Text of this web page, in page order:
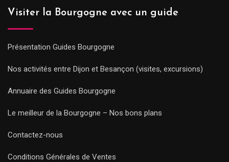
Visiter la Bourgogne avec un guide
Présentation Guides Bourgogne
Nos activités entre Dijon et Besançon (visites, excursions)
Annuaire des Guides Bourgogne
Le meilleur de la Bourgogne – Nos bons plans
Contactez-nous
Conditions Générales de Ventes